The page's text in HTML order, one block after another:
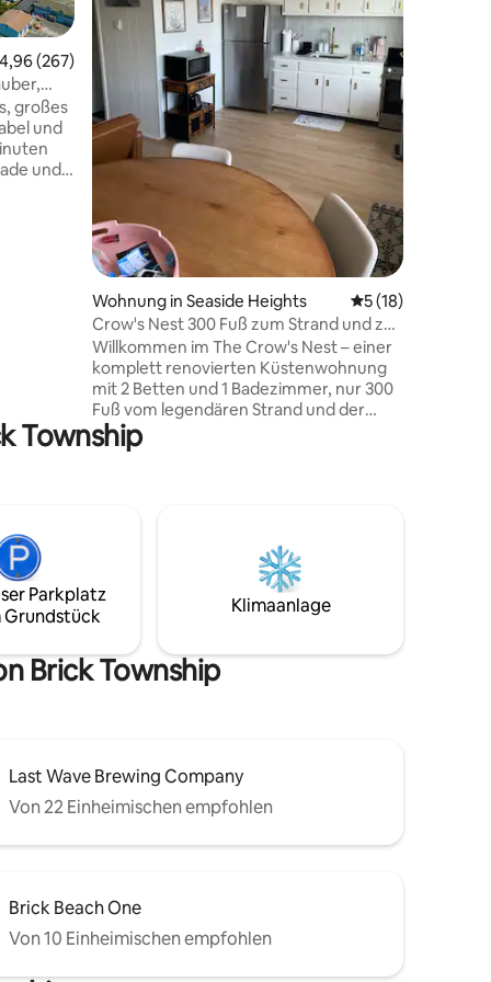
Bewertungen
Bewertung: 4,96 von 5, 267 Bewertungen
4,96 (267)
großes
und
und
Wohnung in Seaside Heights Durchschnittliche
5 (18)
Crow's Nest 300 Fuß zum Strand und zur
Strandpromenade
Willkommen im The Crow's Nest – einer
komplett renovierten Küstenwohnung
mit 2 Betten und 1 Badezimmer, nur 300
Fuß vom legendären Strand und der
Promenade von Seaside Heights
entfernt. Dieser stilvolle Rückzugsort ist
abseits der Straße ✔ Voll ausgestattete
Küche ✔ Frischer Bettwäsche &
Handtüchern ✔ Schnelles WLAN ✔
Die Küste von Jersey, besser von
Michael's Seaside Rentals gehostet🌊
Township
Parkplatz
Grundstück
Klimaanlage
Brick Township
Last Wave Brewing Company
Von 22 Einheimischen empfohlen
Brick Beach One
Von 10 Einheimischen empfohlen